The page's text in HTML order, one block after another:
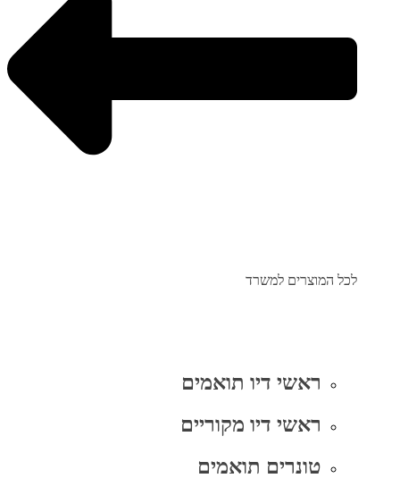
לכל המוצרים למשרד
ראשי דיו תואמים
ראשי דיו מקוריים
טונרים תואמים